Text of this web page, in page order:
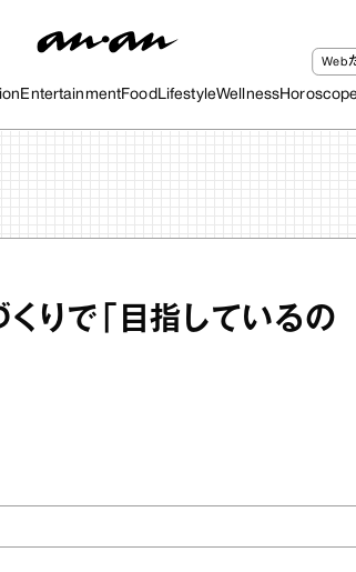
EntertainmentFood LifestyleWellness
Web
くりで「目指しているの